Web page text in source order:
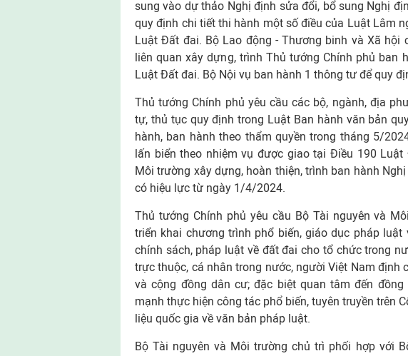
sung vào dự thảo Nghị định sửa đổi, bổ sung Nghị
quy định chi tiết thi hành một số điều của Luật Lâm
Luật Đất đai. Bộ Lao động - Thương binh và Xã hội
liên quan xây dựng, trình Thủ tướng Chính phủ ban
Luật Đất đai. Bộ Nội vụ ban hành 1 thông tư để quy
Thủ tướng Chính phủ yêu cầu các bộ, ngành, địa
tự, thủ tục quy định trong Luật Ban hành văn bản
hành, ban hành theo thẩm quyền trong tháng 5/
lấn biển theo nhiệm vụ được giao tại Điều 190
Môi trường xây dựng, hoàn thiện, trình ban hành
có hiệu lực từ ngày 1/4/2024.
Thủ tướng Chính phủ yêu cầu Bộ Tài nguyên và
triển khai chương trình phổ biến, giáo dục pháp
chính sách, pháp luật về đất đai cho tổ chức trong
trực thuộc, cá nhân trong nước, người Việt Nam định
và cộng đồng dân cư; đặc biệt quan tâm đến
mạnh thực hiện công tác phổ biến, tuyên truyền trên
liệu quốc gia về văn bản pháp luật.
Bộ Tài nguyên và Môi trường chủ trì phối hợp với